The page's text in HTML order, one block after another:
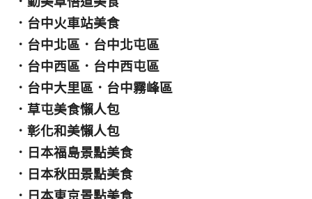
． 台中火車站美食
． 台中北區 ． 台中北屯區
． 台中西區 ． 台中西屯區
． 台中大里區 ． 台中霧峰區
． 草屯美食懶人包
． 彰化和美懶人包
． 日本福島景點美食
． 日本秋田景點美食
． 日本東京景點美食